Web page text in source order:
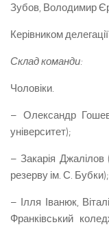
Зубов, Володимир
Керівником
Склад команди:
Чоловіки.
– Олександр Гошев
університет);
– Закарія
резерву ім. С. Бубки);
– Ілля Іванюк,
Франківський